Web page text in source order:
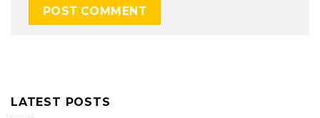
LATEST POSTS